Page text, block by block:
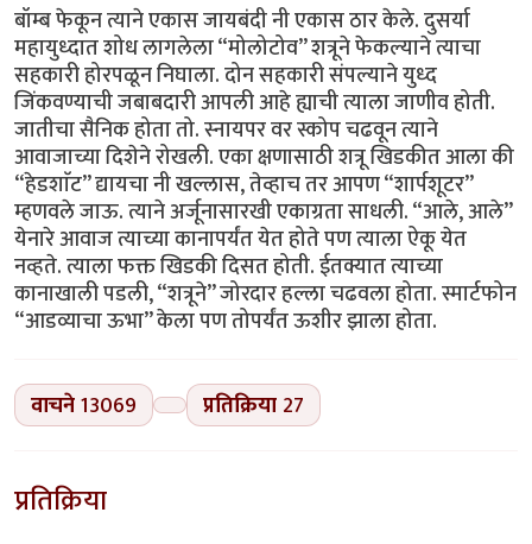
बॉम्ब फेकून त्याने एकास जायबंदी नी एकास ठार केले. दुसर्या
महायुध्दात शोध लागलेला “मोलोटोव” शत्रूने फेकल्याने त्याचा
सहकारी होरपळून निघाला. दोन सहकारी संपल्याने युध्द
जिंकवण्याची जबाबदारी आपली आहे ह्याची त्याला जाणीव होती.
जातीचा सैनिक होता तो. स्नायपर वर स्कोप चढवून त्याने
आवाजाच्या दिशेने रोखली. एका क्षणासाठी शत्रू खिडकीत आला की
“हेडशाॅट” द्यायचा नी खल्लास, तेव्हाच तर आपण “शार्पशूटर”
म्हणवले जाऊ. त्याने अर्जूनासारखी एकाग्रता साधली. “आले, आले”
येनारे आवाज त्याच्या कानापर्यंत येत होते पण त्याला ऐकू येत
नव्हते. त्याला फक्त खिडकी दिसत होती. ईतक्यात त्याच्या
कानाखाली पडली, “शत्रूने” जोरदार हल्ला चढवला होता. स्मार्टफोन
“आडव्याचा ऊभा” केला पण तोपर्यंत ऊशीर झाला होता.
वाचने13069 प्रतिक्रिया 27
प्रतिक्रिया